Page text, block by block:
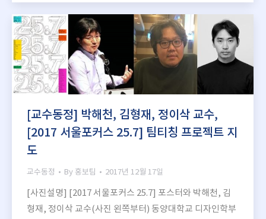
[교수동정] 박해천, 김형재, 정이삭 교수,
[2017 서울포커스 25.7] 팀티칭 프로젝트 지
도
교수동정 By 홍보팀 2017년 12월 17일
[사진설명] [2017 서울포커스 25.7] 포스터와 박해천, 김
형재, 정이삭 교수(사진 왼쪽부터) 동양대학교 디자인학부